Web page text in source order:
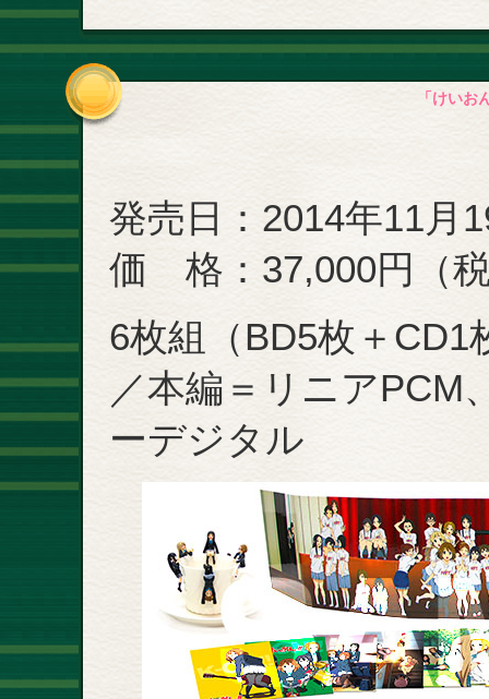
「けい
発売日：2014年11月
価 格：37,000円（
6枚組（BD5枚＋CD1
／本編＝リニアPCM
ーデジタル